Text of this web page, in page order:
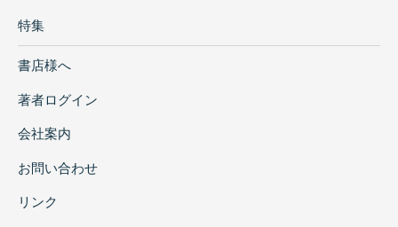
特集
書店様へ
著者ログイン
会社案内
お問い合わせ
リンク